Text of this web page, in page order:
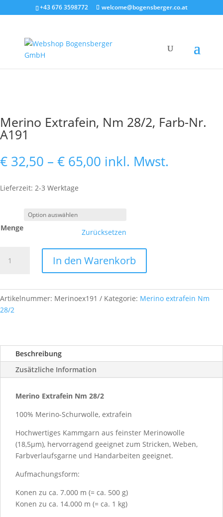
+43 676 3598772 welcome@bogensberger.co.at
Merino Extrafein, Nm 28/2, Farb-Nr.
A191
€ 32,50 – € 65,00 Preisspanne:
€ 32,50
inkl. Mwst.
Lieferzeit: 2-3 Werktage
Menge Zurücksetzen
Extrafein,
Farb-
Nr.
In den Warenkorb
Artikelnummer: Merinoex191 Kategorie: Merino extrafein Nm
28/2
Beschreibung
Zusätzliche Information
Merino Extrafein Nm 28/2
100% Merino-Schurwolle, extrafein
Hochwertiges Kammgarn aus feinster Merinowolle
(18,5µm), hervorragend geeignet zum Stricken, Weben,
Farbverlaufsgarne und Handarbeiten geeignet.
Aufmachungsform:
Konen zu ca. 7.000 m (= ca. 500 g)
Konen zu ca. 14.000 m (= ca. 1 kg)